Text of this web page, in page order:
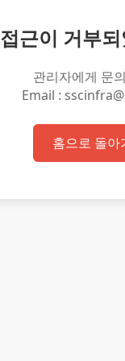
접근이 거부
관리자에게 문
Email :
홈으로 돌아